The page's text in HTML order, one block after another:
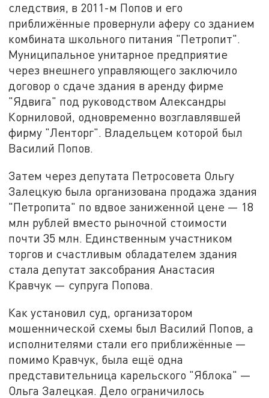
следствия, в 2011-м Попов и его
приближённые провернули аферу со зданием
комбината школьного питания "Петропит".
Муниципальное унитарное предприятие
через внешнего управляющего заключило
договор о сдаче здания в аренду фирме
"Ядвига" под руководством Александры
Корниловой, одновременно возглавлявшей
фирму "Ленторг". Владельцем которой был
Василий Попов.
Затем через депутата Петросовета Ольгу
Залецкую была организована продажа здания
"Петропита" по вдвое заниженной цене — 18
млн рублей вместо рыночной стоимости
почти 35 млн. Единственным участником
торгов и счастливым обладателем здания
стала депутат заксобрания Анастасия
Кравчук — супруга Попова.
Как установил суд, организатором
мошеннической схемы был Василий Попов, а
исполнителями стали его приближённые —
помимо Кравчук, была ещё одна
представительница карельского "Яблока" —
Ольга Залецкая. Дело ограничилось